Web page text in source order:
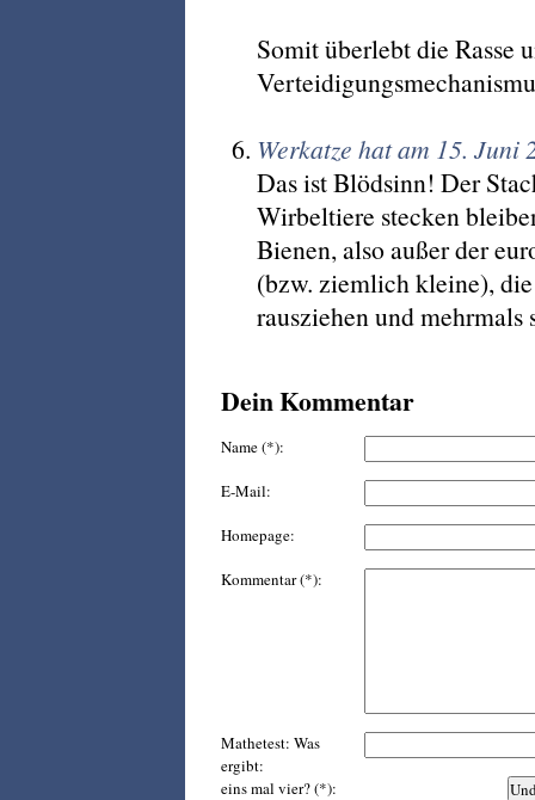
Somit überlebt die Rasse
Werkatze hat am 15.
Das ist Blödsinn! Der
Wirbeltiere stecken
Bienen, also außer der
(bzw. ziemlich kleine),
rausziehen und mehrmals
Dein Kommentar
Name (*):
E-Mail:
Homepage:
Kommentar (*):
Mathetest: Was
ergibt:
eins mal vier? (*):